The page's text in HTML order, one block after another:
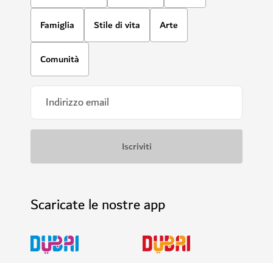
Famiglia Stile di vita Arte
Comunità
Scaricate le nostre app